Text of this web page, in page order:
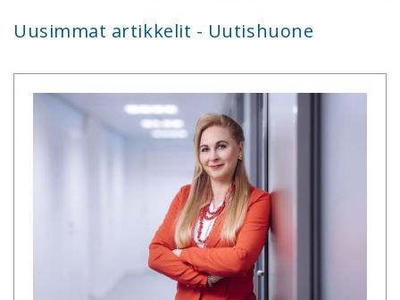
Uusimmat artikkelit - Uutishuone